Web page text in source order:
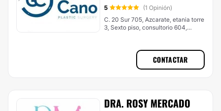
5
(1 Opinión)
C. 20 Sur 705, Azcarate, etania torre
3, Sexto piso, consultorio 604,
CONTACTAR
DRA. ROSY MERCADO